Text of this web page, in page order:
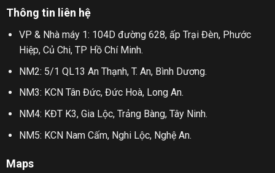
Thông tin liên hệ
VP & Nhà máy 1: 104D đường 628, ấp Trại Đèn, Phước
Hiệp, Củ Chi, TP Hồ Chí Minh.
NM2: 5/1 QL13 An Thạnh, T. An, Bình Dương.
NM3: KCN Tân Đức, Đức Hoà, Long An.
NM4: KĐT K3, Gia Lộc, Trảng Bàng, Tây Ninh.
NM5: KCN Nam Cấm, Nghi Lộc, Nghệ An.
Maps